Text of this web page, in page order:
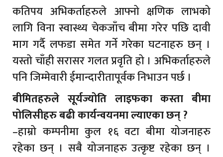
कतिपय अभिकर्ताहरुले आफ्नो क्षणिक लाभको
लागि विना स्वास्थ्य चेकजाँच बीमा गरेर पछि दावी
माग गर्दै लफडा समेत गर्ने गरेका घटनाहरु छन् ।
यस्तो चाँही सरासर गलत प्रवृति हो । अभिकर्ताहरुले
पनि जिम्मेवारी ईमान्दारीतापूर्वक निभाउन पर्छ ।
बीमितहरुले सूर्यज्योति लाइफका कस्ता बीमा
पोलिसीहरु बढी कार्यन्वयनमा ल्याएका छन् ?
–हाम्रो कम्पनीमा कुल १६ वटा बीमा योजनाहरु
रहेका छन् । सबै योजनाहरु उत्कृष्ट रहेका छन् ।